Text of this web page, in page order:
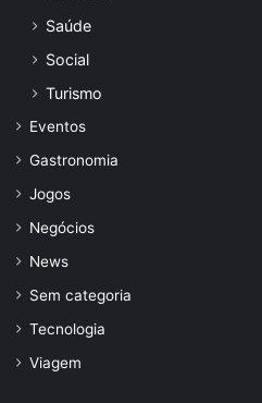
Saúde
Social
Turismo
Eventos
Gastronomia
Jogos
Negócios
News
Sem categoria
Tecnologia
Viagem